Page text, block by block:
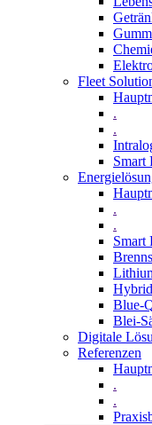
Fleet
.
.
Smart
.
.
Smart
Blue-
Blei-
Digitale
Referenzen
.
.